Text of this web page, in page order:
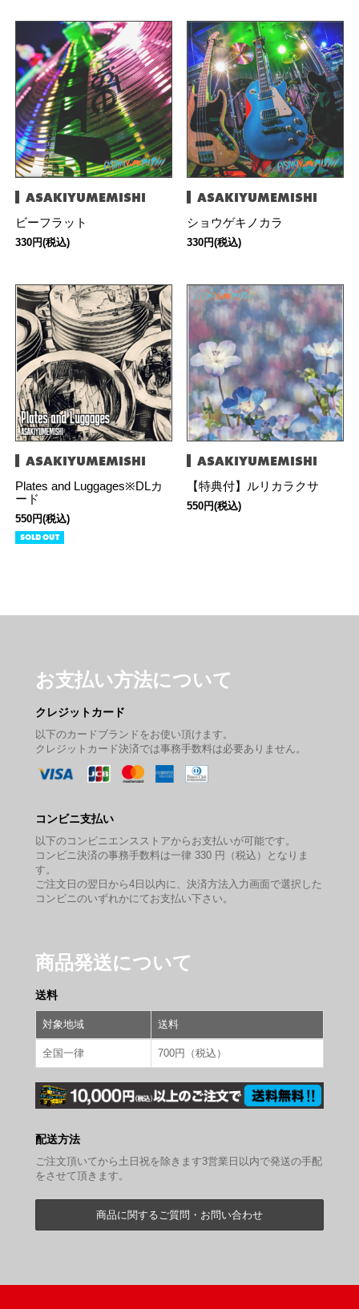
ASAKIYUMEMISHI
ビーフラット
330円(税込)
ASAKIYUMEMISHI
ショウゲキノカラ
330円(税込)
ASAKIYUMEMISHI
Plates and Luggages※DLカ
ード
550円(税込)
SOLD OUT
ASAKIYUMEMISHI
【特典付】ルリカラクサ
550円(税込)
お支払い方法について
クレジットカード
以下のカードブランドをお使い頂けます。
クレジットカード決済では事務手数料は必要ありません。
コンビニ支払い
以下のコンビニエンスストアからお支払いが可能です。
コンビニ決済の事務手数料は一律 330 円（税込）となりま
す。
ご注文日の翌日から4日以内に、決済方法入力画面で選択した
コンビニのいずれかにてお支払い下さい。
商品発送について
送料
対象地域 送料
全国一律 700円（税込）
配送方法
ご注文頂いてから土日祝を除きます3営業日以内で発送の手配
をさせて頂きます。
商品に関するご質問・お問い合わせ